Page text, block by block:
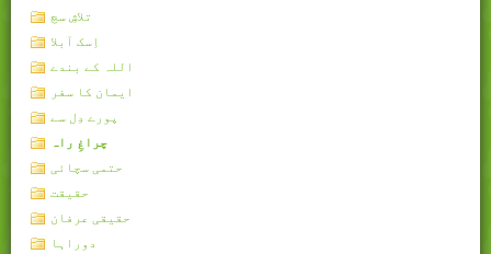
تلاشِ سچ
اِسک آبلا
اللہ کے بندے
ایمان کا سفر
پورے دِل سے
چراغِ راہ
حتمی سچائی
حقیقت
حقیقی عرفان
دوراہا